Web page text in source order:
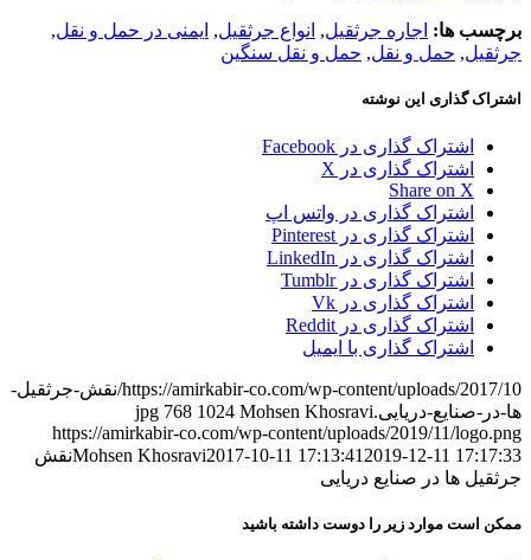
برچسب ها: اجاره جرثقیل, انواع جرثقیل, ایمنی در حمل و نقل,
جرثقیل, حمل و نقل, حمل و نقل سنگین
اشتراک گذاری این نوشته
اشتراک گذاری در Facebook
اشتراک گذاری در X
Share on X
اشتراک گذاری در واتس اپ
اشتراک گذاری در Pinterest
اشتراک گذاری در LinkedIn
اشتراک گذاری در Tumblr
اشتراک گذاری در Vk
اشتراک گذاری در Reddit
اشتراک گذاری با ایمیل
https://amirkabir-co.com/wp-content/uploads/2017/10/نقش-جرثقیل-
ها-در-صنایع-دریایی.jpg
768 1024 Mohsen Khosravi
https://amirkabir-co.com/wp-content/uploads/2019/11/logo.png
Mohsen Khosravi2017-10-11 17:13:41 2019-12-11 17:17:33
نقش
جرثقیل ها در صنایع دریایی
ممکن است موارد زیر را دوست داشته باشید